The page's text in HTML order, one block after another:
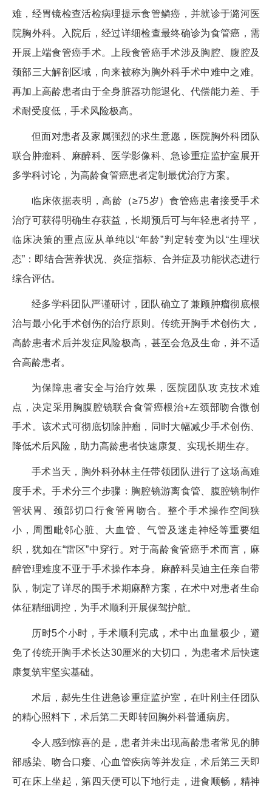
难，经胃镜检查活检病理提示食管鳞癌，并就诊于潞河医
院胸外科。入院后，经过详细检查最终确诊为食管癌，需
开展上端食管癌手术。上段食管癌手术涉及胸腔、腹腔及
颈部三大解剖区域，向来被称为胸外科手术中难中之难。
再加上高龄患者由于全身脏器功能退化、代偿能力差、手
术耐受度低，手术风险极高。
但面对患者及家属强烈的求生意愿，医院胸外科团队
联合肿瘤科、麻醉科、医学影像科、急诊重症监护室展开
多学科讨论，为高龄食管癌患者定制最优治疗方案。
临床依据表明，高龄（≥75岁）食管癌患者接受手术
治疗可获得明确生存获益，长期预后可与年轻患者持平，
临床决策的重点应从单纯以“年龄”判定转变为以“生理状
态”：即结合营养状况、炎症指标、合并症及功能状态进行
综合评估。
经多学科团队严谨研讨，团队确立了兼顾肿瘤彻底根
治与最小化手术创伤的治疗原则。传统开胸手术创伤大，
高龄患者术后并发症风险极高，甚至会危及生命，并不适
合高龄患者。
为保障患者安全与治疗效果，医院团队攻克技术难
点，决定采用胸腹腔镜联合食管癌根治+左颈部吻合微创
手术。该术式可彻底切除肿瘤，同时大幅减少手术创伤、
降低术后风险，助力高龄患者快速康复、实现长期生存。
手术当天，胸外科孙林主任带领团队进行了这场高难
度手术。手术分三个步骤：胸腔镜游离食管、腹腔镜制作
管状胃、颈部切口行食管胃吻合。整个手术操作空间狭
小，周围毗邻心脏、大血管、气管及迷走神经等重要组
织，犹如在“雷区”中穿行。对于高龄食管癌手术而言，麻
醉管理难度不亚于手术操作本身。麻醉科吴迪主任亲自带
队，制定了详尽的围手术期麻醉方案，在术中对患者生命
体征精细调控，为手术顺利开展保驾护航。
历时5个小时，手术顺利完成，术中出血量极少，避
免了传统开胸手术长达30厘米的大切口，为患者术后快速
康复筑牢坚实基础。
术后，郝先生住进急诊重症监护室，在叶刚主任团队
的精心照料下，术后第二天即转回胸外科普通病房。
令人感到惊喜的是，患者并未出现高龄患者常见的肺
部感染、吻合口瘘、心血管疾病等并发症，术后第三天即
可在床上坐起，第四天便可以下地行走，进食顺畅，精神